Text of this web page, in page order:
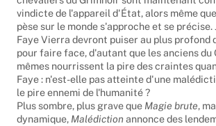
chevaliers du Grimnoir sont maintenant
vindicte de l'appareil d'État, alors même
pèse sur le monde s'approche et se
Faye Vierra devront puiser au plus profond
pour faire face, d'autant que les anciens du
mêmes nourrissent la pire des craintes
Faye : n'est-elle pas atteinte d'une
le pire ennemi de l'humanité ?
Plus sombre, plus grave queMagie brute,